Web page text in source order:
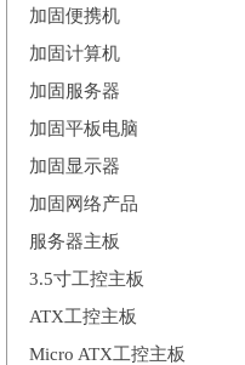
加固便携机
加固计算机
加固服务器
加固平板电脑
加固显示器
加固网络产品
服务器主板
3.5寸工控主板
ATX工控主板
Micro ATX工控主板